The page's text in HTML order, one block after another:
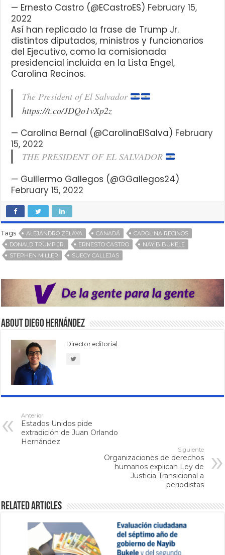
— Ernesto Castro (@ECastroES) February 15,
2022
Así han replicado la frase de Trump Jr.
distintos diputados, ministros y funcionarios
del Ejecutivo, como la comisionada
presidencial incluida en la Lista Engel,
Carolina Recinos.
The President of El Salvador
https://t.co/JDQo1vXp2z
— Carolina Bernal (@CarolinaElSalva) February
15, 2022
THE PRESIDENT OF EL SALVADOR
— Guillermo Gallegos (@GGallegos24)
February 15, 2022
Tags ALEJANDRO ZELAYA CANADÁ
CAROLINA RECINOS
DONALD TRUMP JR.
ERNESTO CASTRO
NAYIB BUKELE
STEPHEN MILLER
SUECY CALLEJAS
About Diego Hernández
Director editorial
Anterior
Estados Unidos pide
extradición de Juan Orlando
Hernández
Siguiente
Organizaciones de derechos
humanos explican Ley de
Justicia Transicional a
periodistas
Related Articles